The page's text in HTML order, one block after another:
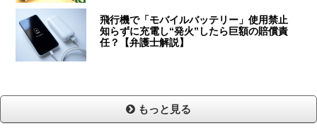
飛行機で「モバイルバッテリー」使用禁止
知らずに充電し“発火”したら巨額の賠償責
任？【弁護士解説】
もっと見る